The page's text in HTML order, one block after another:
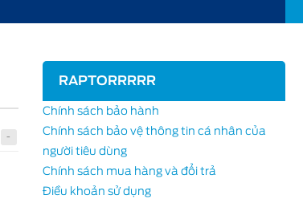
-
RAPTORRRRR
Chính sách bảo hành
Chính sách bảo vệ thông tin cá nhân của
người tiêu dùng
Chính sách mua hàng và đổi trả
Điều khoản sử dụng